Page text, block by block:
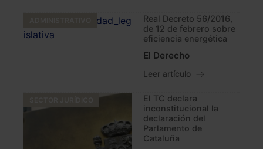
Real Decreto 56/2016,
de 12 de febrero sobre
eficiencia energética
El Derecho
Leer artículo
El TC declara
inconstitucional la
declaración del
Parlamento de
Cataluña